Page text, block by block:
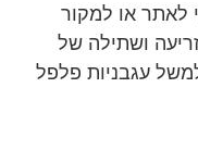
לאתר או למקור
ושתילה של
עגבניות פלפל